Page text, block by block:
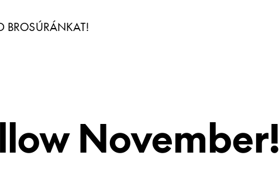
BROSÚRÁNKAT!
November!